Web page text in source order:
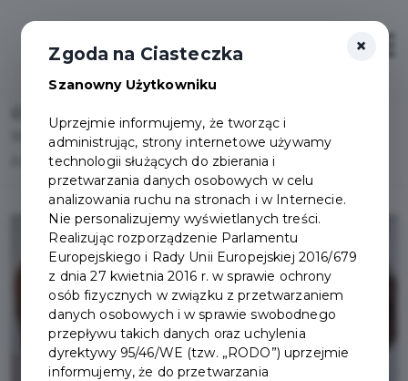
Wsparcie dla osób ze spektrum autyzmu – nowy projekt
Partnera Pruszczańskiej Karty Mieszkańca
×
Zgoda na Ciasteczka
Szanowny Użytkowniku
Uprzejmie informujemy, że tworząc i
administrując, strony internetowe używamy
technologii służących do zbierania i
przetwarzania danych osobowych w celu
analizowania ruchu na stronach i w Internecie.
Nie personalizujemy wyświetlanych treści.
Realizując rozporządzenie Parlamentu
Europejskiego i Rady Unii Europejskiej 2016/679
z dnia 27 kwietnia 2016 r. w sprawie ochrony
osób fizycznych w związku z przetwarzaniem
danych osobowych i w sprawie swobodnego
przepływu takich danych oraz uchylenia
dyrektywy 95/46/WE (tzw. „RODO”) uprzejmie
informujemy, że do przetwarzania